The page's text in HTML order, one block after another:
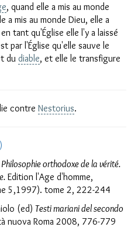
, quand elle a mis au monde
a mis au monde Dieu, elle a
tant qu'Église elle l'y a laissé
par l'Église qu'elle sauve le
du diable, et elle le transfigure
contre Nestorius.
Philosophie orthodoxe de la vérité.
Edition l'Age d'homme,
5,1997). tome 2, 222-244
(ed) Testi mariani del secondo
nuova Roma 2008, 776-779